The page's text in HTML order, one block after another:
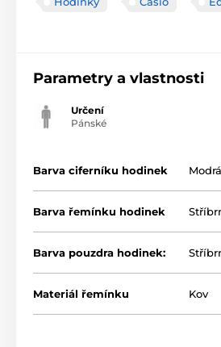
Parametry a vlastnosti
Určení
Pánské
Barva ciferníku hodinek Modrá
Barva řemínku hodinek
Barva pouzdra hodinek:
Materiál řemínku Kov